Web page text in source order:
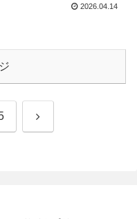
2026.04.14
次